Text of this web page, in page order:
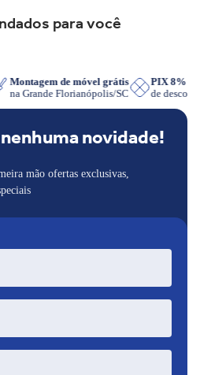
para você
Montagem de móvel grátis
na Grande Florianópolis/SC
PIX 8%
de
novidade!
mão ofertas exclusivas,